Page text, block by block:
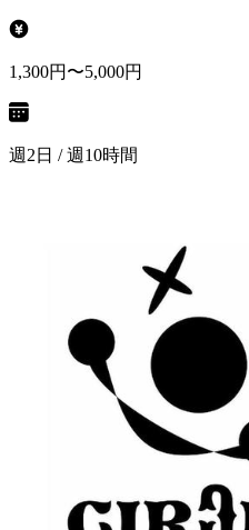
1,300円〜5,000円
週2日 / 週10時間